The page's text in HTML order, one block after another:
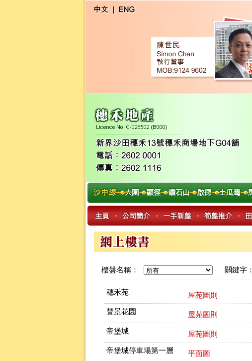
樓盤名稱： 關鍵字：
穗禾苑 屋苑圖則
豐景花園
屋苑圖則
帝堡城
屋苑圖則
帝堡城停車場第一層
平面圖